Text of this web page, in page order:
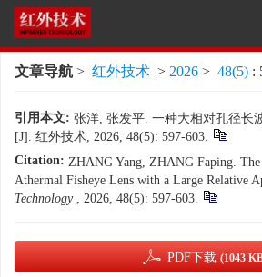
文章导航 > 红外技术 > 2026 > 48(5) :
引用本文: 张洋, 张发平. 一种大相对孔径长
[J]. 红外技术, 2026, 48(5): 597-603.
Citation: ZHANG Yang, ZHANG Faping.
Athermal Fisheye Lens with a Large Relative
Technology , 2026, 48(5): 597-603.
PDF下载 (1043